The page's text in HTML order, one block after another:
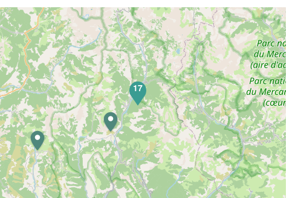
17